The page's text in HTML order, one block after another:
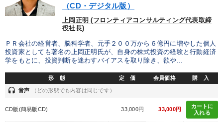
（CD・デジタル版）
上岡正明 (フロンティアコンサルティング代表取締
役社長)
ＰＲ会社の経営者、脳科学者、元手２００万から６億円に増やした個人
投資家としても著名の上岡正明氏が、自身の株式投資の経験と行動経済
学をもとに、投資判断を迷わすバイアスを取り除き、欲や...
形 態 定 価 会員価格 購 入
headset 音声 （どの形態でも内容は同じです）
CD版(簡易版CD) 33,000円 33,000円
カートに
入れる